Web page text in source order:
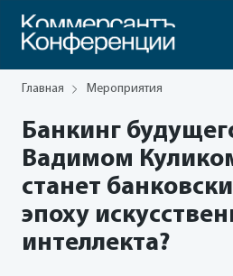
Главная Мероприятия
Банкинг
Вадимом
станет
эпоху
интеллекта?